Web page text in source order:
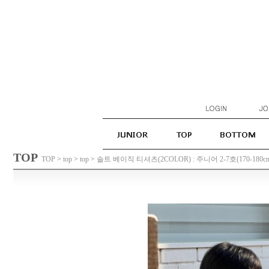
TOP TOP > top > top > 솔트 베이직 티셔츠(2COLOR) : 주니어 2-7호(170-